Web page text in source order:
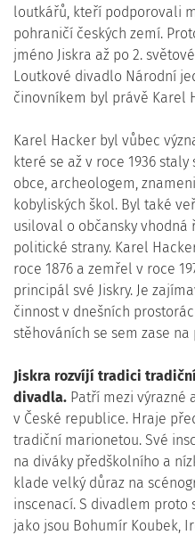
loutkářů, kteří podporovali
pohraničí českých zemí.
jméno Jiskra až po 2.
Loutkové divadlo Národní
činovníkem byl právě Karel
Karel Hacker byl vůbec
které se až v roce 1936
obce, archeologem,
kobyliských škol. Byl také
usiloval o občansky
politické strany. Karel
roce 1876 a zemřel v roce
principál své Jiskry. Je
činnost v dnešních
stěhováních se sem zase
Jiskra rozvíjí tradici
divadla. Patří mezi výrazné
v České republice. Hraje
tradiční marionetou. Své
na diváky předškolního a
klade velký důraz na
inscenací. S divadlem
jako jsou Bohumír Koubek,